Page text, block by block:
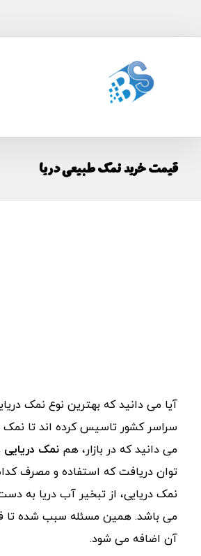
قیمت خرید نمک طبیعی دریا
آیا می دانید که بهترین نوع نمک
سراسر کشور تاسیس کرده اند تا نمک
می دانید که در بازار، هم نمک دریایی
توان دریافت که استفاده و مصرف
نمک دریایی، از تبخیر آب دریا به
می باشد. همین مسئله سبب شده تا
آن اضافه می شود.